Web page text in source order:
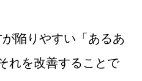
陥りやすい「あるあ
れを改善することで